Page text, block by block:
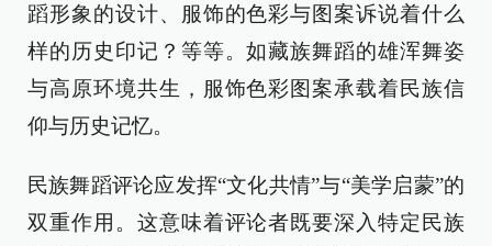
蹈形象的设计、服饰的色彩与图案诉说着什么
样的历史印记？等等。如藏族舞蹈的雄浑舞姿
与高原环境共生，服饰色彩图案承载着民族信
仰与历史记忆。
民族舞蹈评论应发挥“文化共情”与“美学启蒙”的
双重作用。这意味着评论者既要深入特定民族